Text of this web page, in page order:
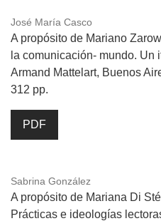
José María Casco
A propósito de Mariano
la comunicación- mundo. Un
Armand Mattelart, Buenos
312 pp.
PDF
Sabrina González
A propósito de Mariana Di
Prácticas e ideologías